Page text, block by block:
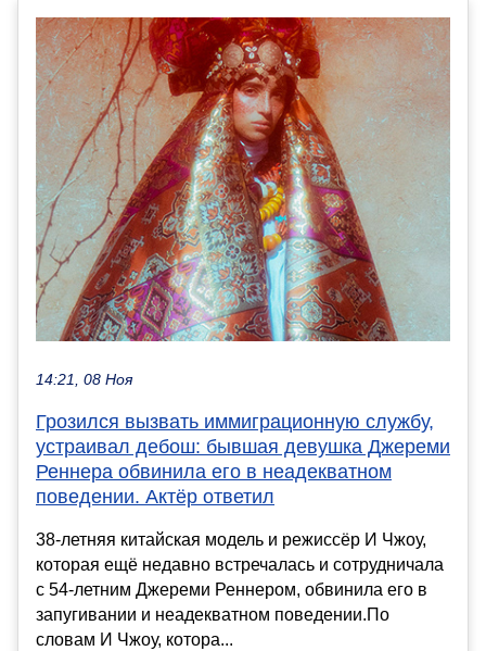
14:21, 08 Ноя
Грозился вызвать иммиграционную службу,
устраивал дебош: бывшая девушка Джереми
Реннера обвинила его в неадекватном
поведении. Актёр ответил
38-летняя китайская модель и режиссёр И Чжоу,
которая ещё недавно встречалась и сотрудничала
с 54-летним Джереми Реннером, обвинила его в
запугивании и неадекватном поведении.По
словам И Чжоу, котора...